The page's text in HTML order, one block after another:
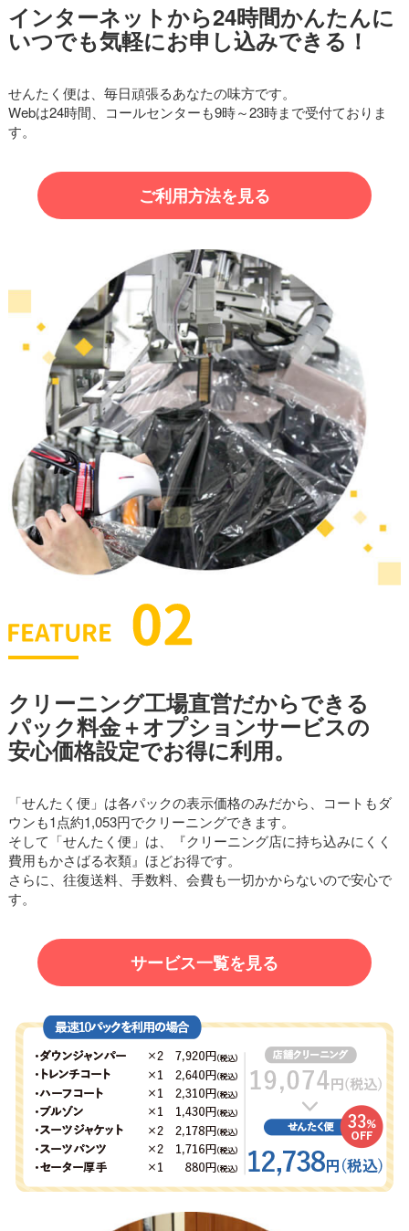
インターネットから24時間かんたんに
いつでも気軽にお申し込みできる！
せんたく便は、毎日頑張るあなたの味方です。
Webは24時間、コールセンターも9時～23時まで受付ておりま
す。
ご利用方法を見る
クリーニング工場直営だからできる
パック料金＋オプションサービスの
安心価格設定でお得に利用。
「せんたく便」は各パックの表示価格のみだから、コートもダ
ウンも1点約1,053円でクリーニングできます。
そして「せんたく便」は、『クリーニング店に持ち込みにくく
費用もかさばる衣類』ほどお得です。
さらに、往復送料、手数料、会費も一切かからないので安心で
す。
サービス一覧を見る